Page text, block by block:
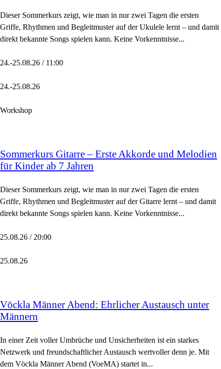
Dieser Sommerkurs zeigt, wie man in nur zwei Tagen die ersten
Griffe, Rhythmen und Begleitmuster auf der Ukulele lernt – und damit
direkt bekannte Songs spielen kann. Keine Vorkenntnisse...
24.-25.08.26 / 11:00
24.-25.08.26
Workshop
Sommerkurs Gitarre – Erste Akkorde und Melodien
für Kinder ab 7 Jahren
Dieser Sommerkurs zeigt, wie man in nur zwei Tagen die ersten
Griffe, Rhythmen und Begleitmuster auf der Gitarre lernt – und damit
direkt bekannte Songs spielen kann. Keine Vorkenntnisse...
25.08.26 / 20:00
25.08.26
Vöckla Männer Abend: Ehrlicher Austausch unter
Männern
In einer Zeit voller Umbrüche und Unsicherheiten ist ein starkes
Netzwerk und freundschaftlicher Austausch wertvoller denn je. Mit
dem Vöckla Männer Abend (VoeMA) startet in...